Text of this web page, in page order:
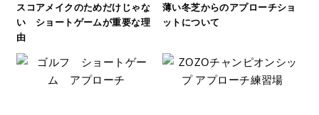
スコアメイクのためだけじゃな
い ショートゲームが重要な理
由
薄い冬芝からのアプローチショ
ットについて